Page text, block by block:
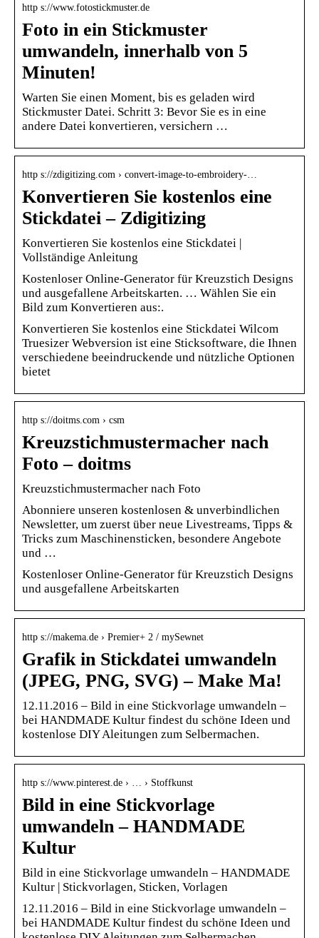
http s://www.fotostickmuster.de
Foto in ein Stickmuster
umwandeln, innerhalb von 5
Minuten!
Warten Sie einen Moment, bis es geladen wird
Stickmuster Datei. Schritt 3: Bevor Sie es in eine
andere Datei konvertieren, versichern …
http s://zdigitizing.com › convert-image-to-embroidery-…
Konvertieren Sie kostenlos eine
Stickdatei – Zdigitizing
Konvertieren Sie kostenlos eine Stickdatei |
Vollständige Anleitung
Kostenloser Online-Generator für Kreuzstich Designs
und ausgefallene Arbeitskarten. … Wählen Sie ein
Bild zum Konvertieren aus:.
Konvertieren Sie kostenlos eine Stickdatei Wilcom
Truesizer Webversion ist eine Sticksoftware, die Ihnen
verschiedene beeindruckende und nützliche Optionen
bietet
http s://doitms.com › csm
Kreuzstichmustermacher nach
Foto – doitms
Kreuzstichmustermacher nach Foto
Abonniere unseren kostenlosen & unverbindlichen
Newsletter, um zuerst über neue Livestreams, Tipps &
Tricks zum Maschinensticken, besondere Angebote
und …
Kostenloser Online-Generator für Kreuzstich Designs
und ausgefallene Arbeitskarten
http s://makema.de › Premier+ 2 / mySewnet
Grafik in Stickdatei umwandeln
(JPEG, PNG, SVG) – Make Ma!
12.11.2016 – Bild in eine Stickvorlage umwandeln –
bei HANDMADE Kultur findest du schöne Ideen und
kostenlose DIY Aleitungen zum Selbermachen.
http s://www.pinterest.de › … › Stoffkunst
Bild in eine Stickvorlage
umwandeln – HANDMADE
Kultur
Bild in eine Stickvorlage umwandeln – HANDMADE
Kultur | Stickvorlagen, Sticken, Vorlagen
12.11.2016 – Bild in eine Stickvorlage umwandeln –
bei HANDMADE Kultur findest du schöne Ideen und